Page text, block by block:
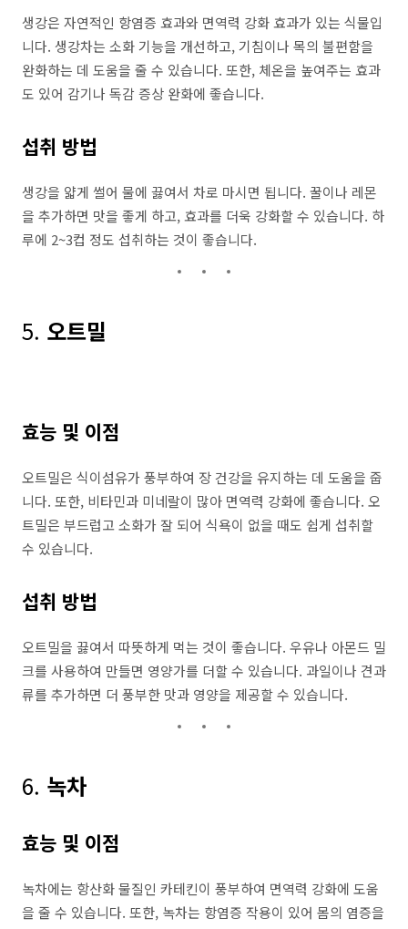
생강은 자연적인 항염증 효과와 면역력 강화 효과가 있는 식물입
니다. 생강차는 소화 기능을 개선하고, 기침이나 목의 불편함을
완화하는 데 도움을 줄 수 있습니다. 또한, 체온을 높여주는 효과
도 있어 감기나 독감 증상 완화에 좋습니다.
섭취 방법
생강을 얇게 썰어 물에 끓여서 차로 마시면 됩니다. 꿀이나 레몬
을 추가하면 맛을 좋게 하고, 효과를 더욱 강화할 수 있습니다. 하
루에 2~3컵 정도 섭취하는 것이 좋습니다.
5. 오트밀
효능 및 이점
오트밀은 식이섬유가 풍부하여 장 건강을 유지하는 데 도움을 줍
니다. 또한, 비타민과 미네랄이 많아 면역력 강화에 좋습니다. 오
트밀은 부드럽고 소화가 잘 되어 식욕이 없을 때도 쉽게 섭취할
수 있습니다.
섭취 방법
오트밀을 끓여서 따뜻하게 먹는 것이 좋습니다. 우유나 아몬드 밀
크를 사용하여 만들면 영양가를 더할 수 있습니다. 과일이나 견과
류를 추가하면 더 풍부한 맛과 영양을 제공할 수 있습니다.
6. 녹차
효능 및 이점
녹차에는 항산화 물질인 카테킨이 풍부하여 면역력 강화에 도움
을 줄 수 있습니다. 또한, 녹차는 항염증 작용이 있어 몸의 염증을